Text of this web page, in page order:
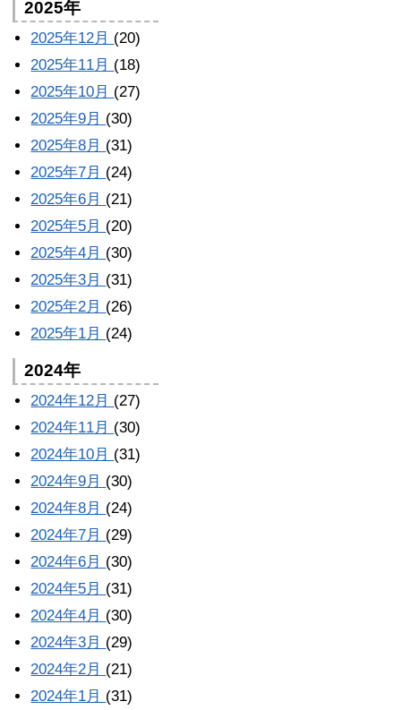
2025年
2025年12月 (20)
2025年11月 (18)
2025年10月 (27)
2025年9月 (30)
2025年8月 (31)
2025年7月 (24)
2025年6月 (21)
2025年5月 (20)
2025年4月 (30)
2025年3月 (31)
2025年2月 (26)
2025年1月 (24)
2024年
2024年12月 (27)
2024年11月 (30)
2024年10月 (31)
2024年9月 (30)
2024年8月 (24)
2024年7月 (29)
2024年6月 (30)
2024年5月 (31)
2024年4月 (30)
2024年3月 (29)
2024年2月 (21)
2024年1月 (31)